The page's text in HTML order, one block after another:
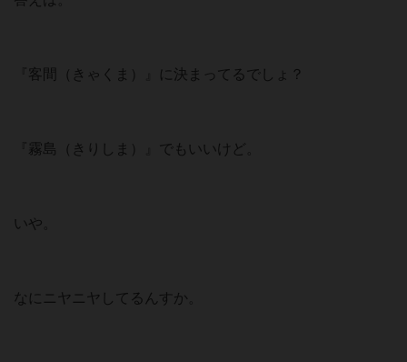
『客間（きゃくま）』に決まってるでしょ？
『霧島（きりしま）』でもいいけど。
いや。
なにニヤニヤしてるんすか。